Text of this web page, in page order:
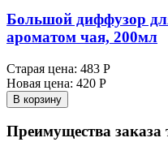
Большой диффузор
ароматом чая, 200мл
Старая цена: 483 Р
Новая цена: 420 Р
В корзину
Преимущества заказа